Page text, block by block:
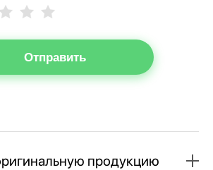
Отправить
продукцию